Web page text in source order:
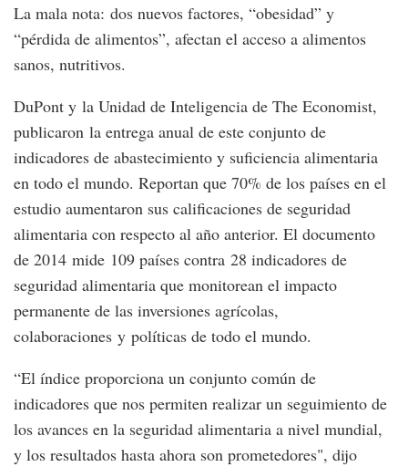
La mala nota: dos nuevos factores, “obesidad” y
“pérdida de alimentos”, afectan el acceso a alimentos
sanos, nutritivos.
DuPont y la Unidad de Inteligencia de The Economist,
publicaron la entrega anual de este conjunto de
indicadores de abastecimiento y suficiencia alimentaria
en todo el mundo. Reportan que 70% de los países en el
estudio aumentaron sus calificaciones de seguridad
alimentaria con respecto al año anterior. El documento
de 2014 mide 109 países contra 28 indicadores de
seguridad alimentaria que monitorean el impacto
permanente de las inversiones agrícolas,
colaboraciones y políticas de todo el mundo.
“El índice proporciona un conjunto común de
indicadores que nos permiten realizar un seguimiento de
los avances en la seguridad alimentaria a nivel mundial,
y los resultados hasta ahora son prometedores", dijo